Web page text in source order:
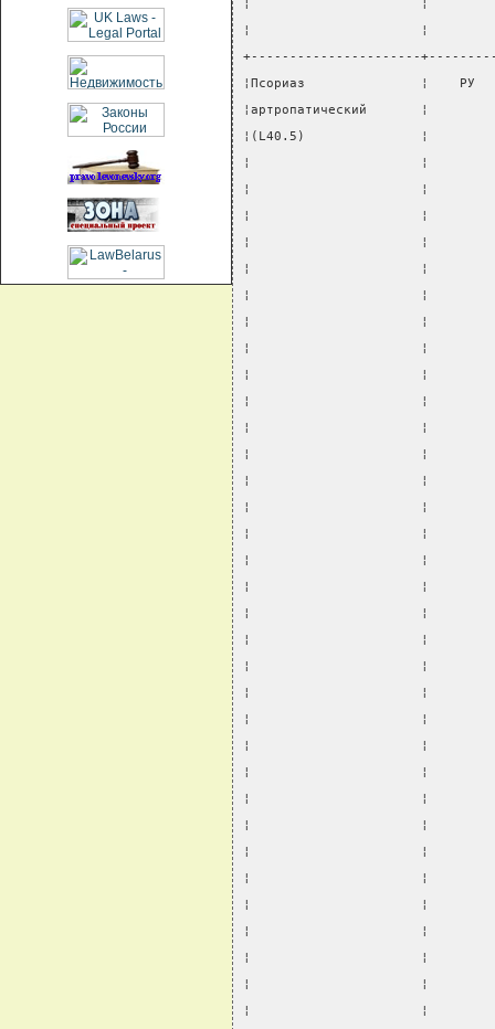
¦                      ¦
¦                      ¦
+----------------------
¦Псориаз               ¦    РУ
¦артропатический       ¦
¦(L40.5)               ¦
¦                      ¦
¦                      ¦
¦                      ¦
¦                      ¦
¦                      ¦
¦                      ¦
¦                      ¦
¦                      ¦
¦                      ¦
¦                      ¦
¦                      ¦
¦                      ¦
¦                      ¦
¦                      ¦
¦                      ¦
¦                      ¦
¦                      ¦
¦                      ¦
¦                      ¦           ¦
¦                      ¦
¦                      ¦
¦                      ¦
¦                      ¦
¦                      ¦
¦                      ¦
¦                      ¦
¦                      ¦           ¦
¦                      ¦
¦                      ¦
¦                      ¦           ¦
¦                      ¦
¦                      ¦
¦                      ¦